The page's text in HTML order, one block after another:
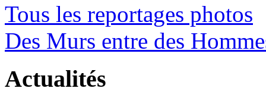
Tous les reportages photos
Des Murs entre des
Actualités